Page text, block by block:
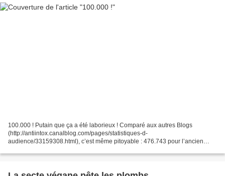
100.000 ! Putain que ça a été laborieux ! Comparé aux autres Blogs
(http://antiintox.canalblog.com/pages/statistiques-d-
audience/33159308.html), c’est même pitoyable : 476.743 pour l’ancien